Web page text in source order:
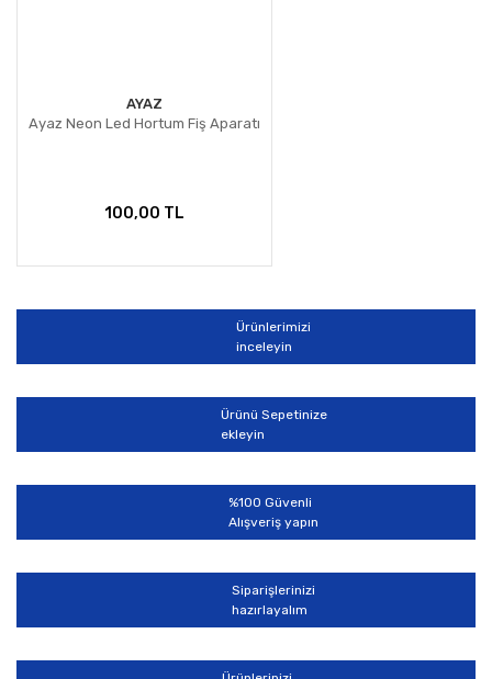
AYAZ
Ayaz Neon Led Hortum Fiş Aparatı
100,00 TL
Ürünlerimizi
inceleyin
Ürünü Sepetinize
ekleyin
%100 Güvenli
Alışveriş yapın
Siparişlerinizi
hazırlayalım